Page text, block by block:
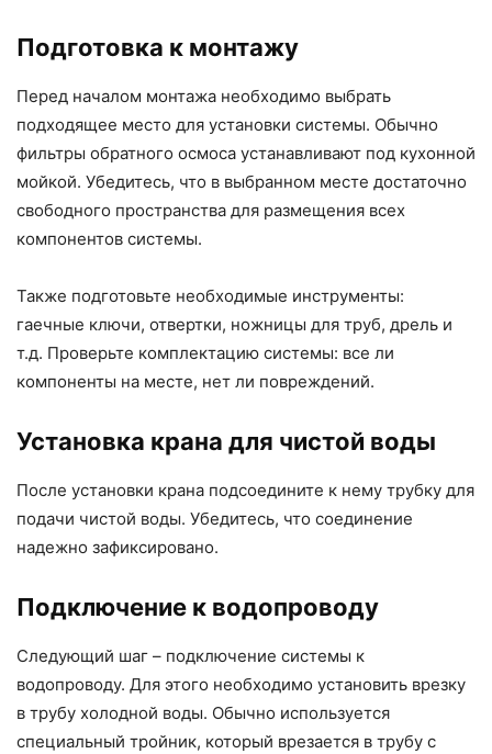
Подготовка к монтажу
Перед началом монтажа необходимо выбрать
подходящее место для установки системы. Обычно
фильтры обратного осмоса устанавливают под кухонной
мойкой. Убедитесь, что в выбранном месте достаточно
свободного пространства для размещения всех
компонентов системы.
Также подготовьте необходимые инструменты:
гаечные ключи, отвертки, ножницы для труб, дрель и
т.д. Проверьте комплектацию системы: все ли
компоненты на месте, нет ли повреждений.
Установка крана для чистой воды
После установки крана подсоедините к нему трубку для
подачи чистой воды. Убедитесь, что соединение
надежно зафиксировано.
Подключение к водопроводу
Следующий шаг – подключение системы к
водопроводу. Для этого необходимо установить врезку
в трубу холодной воды. Обычно используется
специальный тройник, который врезается в трубу с